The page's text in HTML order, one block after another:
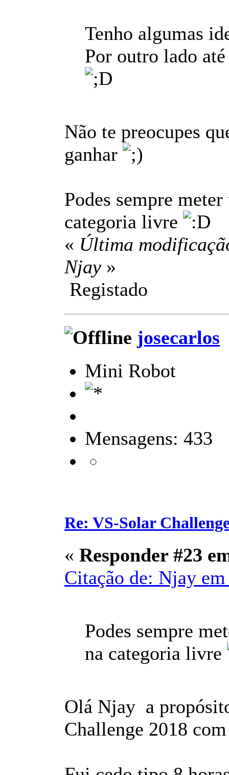
Tenho algumas
Por outro lado
Não te preocupes
ganhar
Podes sempre
categoria livre
« Última
Njay »
Registado
josecarlos
Mini Robot
Mensagens: 433
Re: VS-Solar
« Responder #23
Citação de: Njay
Podes sempre
na categoria livre
Olá Njay a
Challenge 2018